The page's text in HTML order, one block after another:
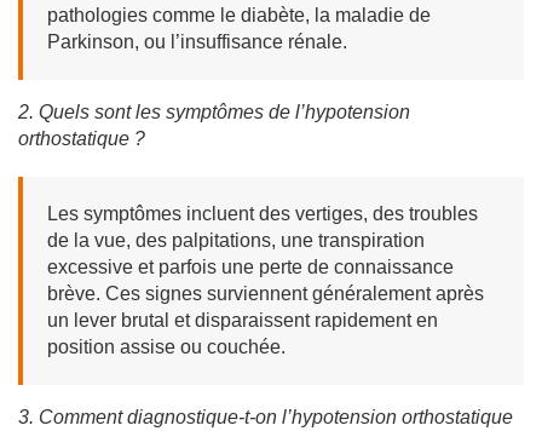
pathologies comme le diabète, la maladie de
Parkinson, ou l’insuffisance rénale.
2. Quels sont les symptômes de l’hypotension
orthostatique ?
Les symptômes incluent des vertiges, des troubles
de la vue, des palpitations, une transpiration
excessive et parfois une perte de connaissance
brève. Ces signes surviennent généralement après
un lever brutal et disparaissent rapidement en
position assise ou couchée.
3. Comment diagnostique-t-on l’hypotension orthostatique